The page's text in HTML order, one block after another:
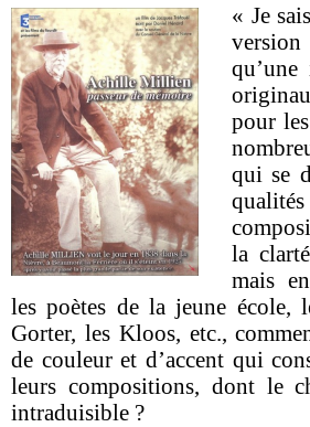
« Je
pour
qui se
la
mais
les poètes de la jeune école,
Gorter, les Kloos, etc.,
de couleur et d’accent qui
leurs compositions, dont le
intraduisible ?